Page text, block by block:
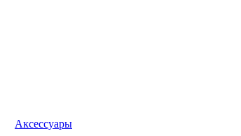
Аксессуары